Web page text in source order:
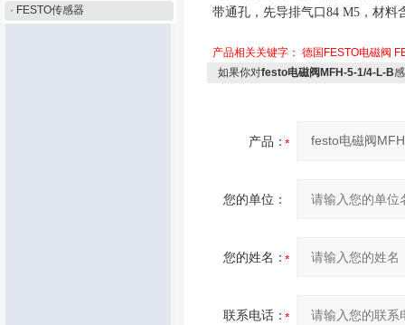
· FESTO传感器
带通孔，先导排气口 84 M5，材料
产品相关关键字： 德国FESTO电磁阀
如果你对festo电磁阀MFH-5-1/4-L-B
产品：
您的单位：
您的姓名：
联系电话：